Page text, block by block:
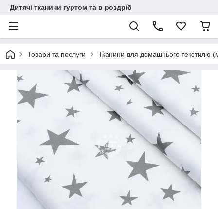
Дитячі тканини гуртом та в роздріб
Товари та послуги Тканини для домашнього текстилю